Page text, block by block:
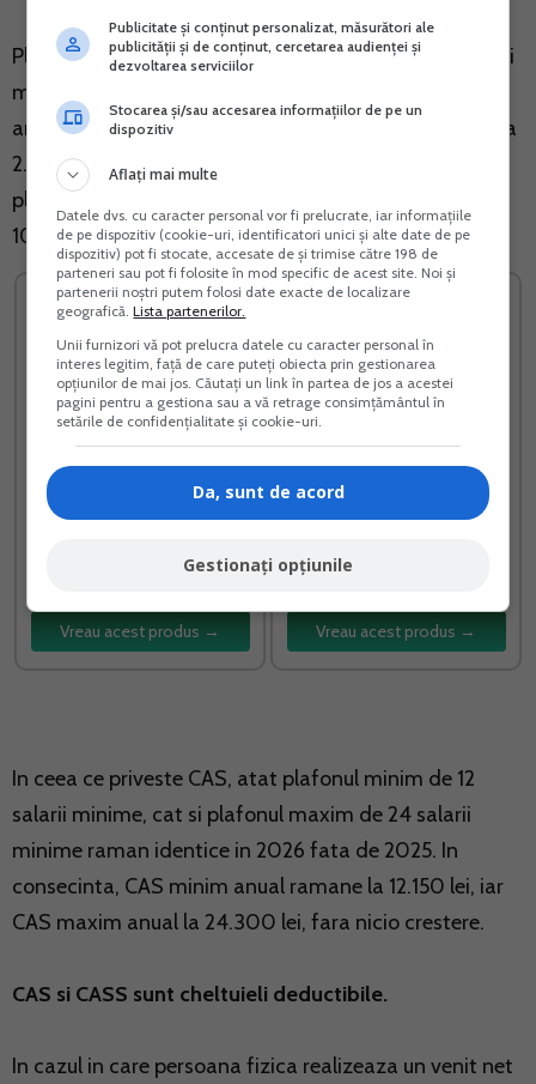
Plafonul minim pentru CASS, corespunzator a 6 salarii
minime, ramane la 24.300 lei, iar contributia minima
anuala la CASS ramane de asemenea neschimbata, la
2.430 lei. Pentru persoanele cu venituri situate intre
plafoane, regula de calcul ramane aceeasi, respectiv
10% din venitul net realizat.
venit si contributiile
Vreau acest produs →
si PFA Tratament fiscal-
Vreau acest produs →
In ceea ce priveste CAS, atat plafonul minim de 12
salarii minime, cat si plafonul maxim de 24 salarii
minime raman identice in 2026 fata de 2025. In
consecinta, CAS minim anual ramane la 12.150 lei, iar
CAS maxim anual la 24.300 lei, fara nicio crestere.
CAS si CASS sunt cheltuieli deductibile.
In cazul in care persoana fizica realizeaza un venit net
Publicitate și conținut personalizat, măsurători ale
publicității și de conținut, cercetarea audienței și
dezvoltarea serviciilor
Stocarea și/sau accesarea informațiilor de pe un
dispozitiv
Aflați mai multe
Datele dvs. cu caracter personal vor fi prelucrate, iar informațiile
de pe dispozitiv (cookie-uri, identificatori unici și alte date de pe
dispozitiv) pot fi stocate, accesate de și trimise către 198 de
parteneri sau pot fi folosite în mod specific de acest site. Noi și
partenerii noștri putem folosi date exacte de localizare
geografică.Lista partenerilor.
Unii furnizori vă pot prelucra datele cu caracter personal în
interes legitim, față de care puteți obiecta prin gestionarea
opțiunilor de mai jos. Căutați un link în partea de jos a acestei
pagini pentru a gestiona sau a vă retrage consimțământul în
setările de confidențialitate și cookie-uri.
Da, sunt de acord
Gestionați opțiunile